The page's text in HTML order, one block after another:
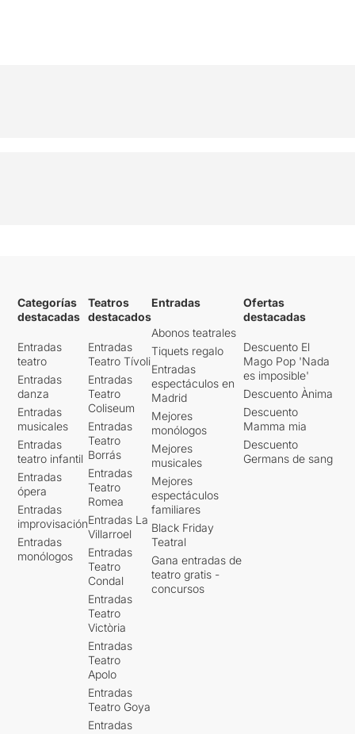
Categorías
destacadas
Entradas
teatro
Entradas
danza
Entradas
musicales
Entradas
teatro infantil
Entradas
ópera
Entradas
improvisación
Entradas
monólogos
Teatros
destacados
Entradas
Teatro Tívoli
Entradas
Teatro
Coliseum
Entradas
Teatro
Borrás
Entradas
Teatro
Romea
Entradas La
Villarroel
Entradas
Teatro
Condal
Entradas
Teatro
Victòria
Entradas
Teatro
Apolo
Entradas
Teatro Goya
Entradas
Entradas
Abonos teatrales
Tiquets regalo
Entradas
espectáculos en
Madrid
Mejores
monólogos
Mejores
musicales
Mejores
espectáculos
familiares
Black Friday
Teatral
Gana entradas de
teatro gratis -
concursos
Ofertas
destacadas
Descuento El
Mago Pop 'Nada
es imposible'
Descuento Ànima
Descuento
Mamma mia
Descuento
Germans de sang